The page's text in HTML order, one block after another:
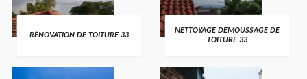
RÉNOVATION DE TOITURE 33
NETTOYAGE DEMOUSSAGE DE
TOITURE 33